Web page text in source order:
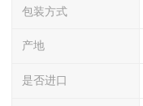
包装方式
产地
是否进口